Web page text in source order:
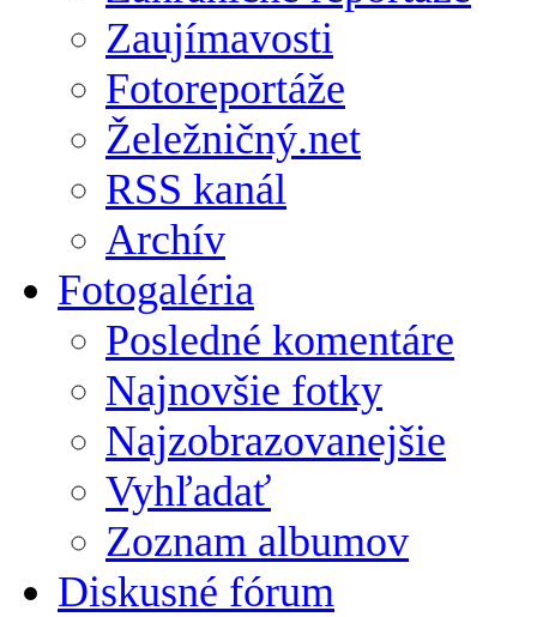
Zaujímavosti
Fotoreportáže
Želežničný.net
RSS kanál
Archív
Fotogaléria
Posledné komentáre
Najnovšie fotky
Najzobrazovanejšie
Vyhľadať
Zoznam albumov
Diskusné fórum